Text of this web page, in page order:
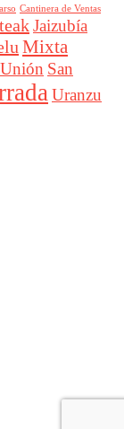
Cantinera de Ventas
Jaizubía
Mixta
San
Uranzu